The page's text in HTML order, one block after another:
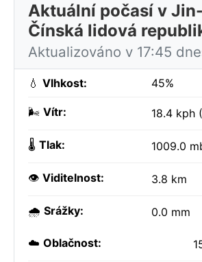
Aktuální počasí v
Čínská lidová
Aktualizováno v 17:45
💧 Vlhkost: 45%
🌬️ Vítr: 18.4 kph
🌡️ Tlak: 1009.0
👁️ Viditelnost: 3.8 km
🌧️ Srážky: 0.0 mm
☁️ Oblačnost: